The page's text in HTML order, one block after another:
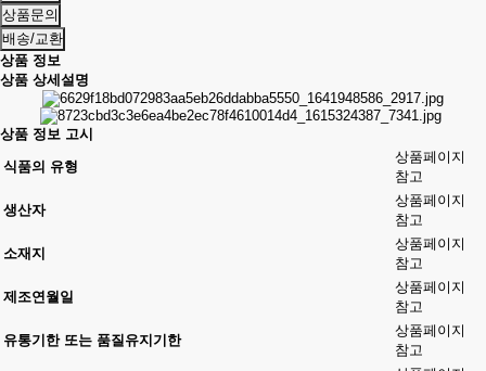
상품문의
배송/교환
상품 정보
상품 상세설명
상품 정보 고시
식품의 유형
상품페이지
참고
생산자
상품페이지
참고
소재지
상품페이지
참고
제조연월일
상품페이지
참고
유통기한 또는 품질유지기한
상품페이지
참고